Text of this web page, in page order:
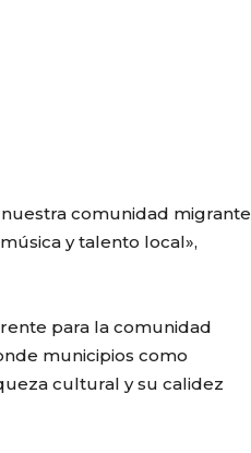
comunidad migrante
y talento local»,
para la comunidad
municipios como
cultural y su calidez